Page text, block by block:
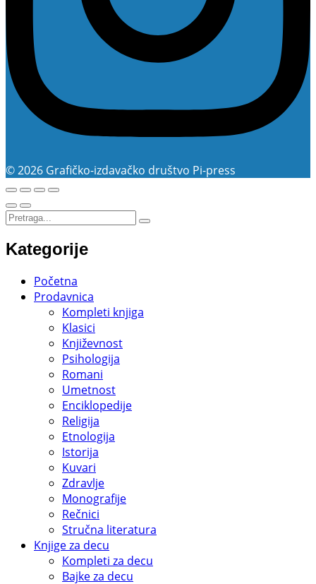
© 2026 Grafičko-izdavačko društvo Pi-press
Kategorije
Početna
Prodavnica
Kompleti knjiga
Klasici
Književnost
Psihologija
Romani
Umetnost
Enciklopedije
Religija
Etnologija
Istorija
Kuvari
Zdravlje
Monografije
Rečnici
Stručna literatura
Knjige za decu
Kompleti za decu
Bajke za decu